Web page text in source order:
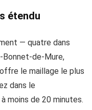
étendu
— quatre dans
Bonnet-de-Mure,
le maillage le plus
dans le
moins de 20 minutes.